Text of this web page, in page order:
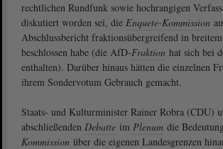
rechtlichen Rundfunk sowie hochrangigen
diskutiert worden sei, die Enquete-Kommission
Abschlussbericht fraktionsübergreifend in
beschlossen habe (die AfD-Fraktion hat sich bei
enthalten). Darüber hinaus hätten die einzelnen
ihrem Sondervotum Gebrauch gemacht.
Staats- und Kulturminister Rainer Robra (CDU)
abschließenden Debatte im Plenum die
Kommission über die eigenen Landesgrenzen